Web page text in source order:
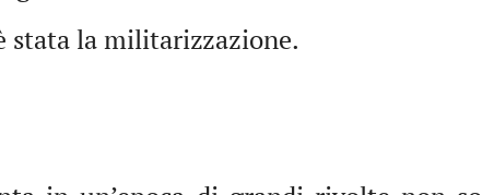
stata la militarizzazione.